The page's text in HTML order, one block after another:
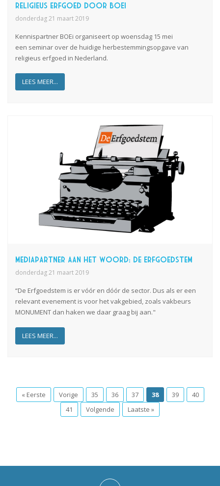
religieus erfgoed door BOEi
donderdag 21 maart 2019
Kennispartner BOEi organiseert op woensdag 15 mei
een seminar over de huidige herbestemmingsopgave van
religieus erfgoed in Nederland.
LEES MEER...
Mediapartner aan het woord: De Erfgoedstem
donderdag 21 maart 2019
“De Erfgoedstem is er vóór en dóór de sector. Dus als er een
relevant evenement is voor het vakgebied, zoals vakbeurs
MONUMENT dan haken we daar graag bij aan."
LEES MEER...
« Eerste Vorige 35 36 37 38 39
40
41
Volgende Laatste »